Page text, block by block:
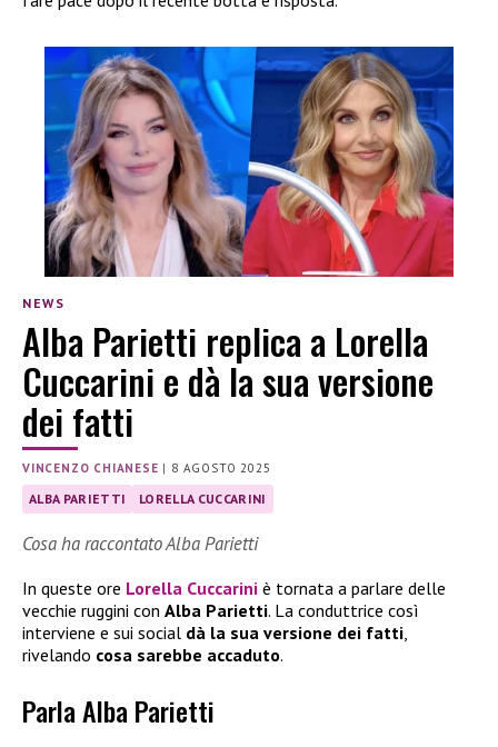
NEWS
Alba Parietti replica a Lorella
Cuccarini e dà la sua versione
dei fatti
VINCENZO CHIANESE | 8 AGOSTO 2025
ALBA PARIETTI LORELLA CUCCARINI
Cosa ha raccontato Alba Parietti
In queste ore Lorella Cuccarini è tornata a parlare delle
vecchie ruggini con Alba Parietti. La conduttrice così
interviene e sui social dà la sua versione dei fatti
rivelando cosa sarebbe accaduto.
Parla Alba Parietti